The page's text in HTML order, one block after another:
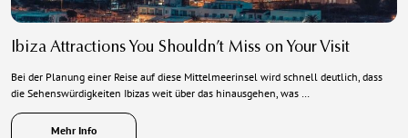
Ibiza Attractions You Shouldn’t Miss on Your Visit
Bei der Planung einer Reise auf diese Mittelmeerinsel wird schnell deutlich, dass
die Sehenswürdigkeiten Ibizas weit über das hinausgehen, was …
Mehr Info